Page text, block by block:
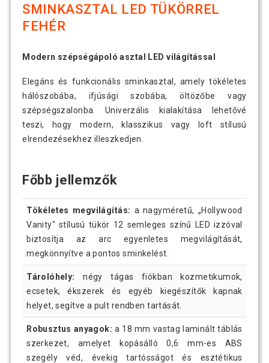
SMINKASZTAL LED TÜKÖRREL
FEHÉR
Modern szépségápoló asztal LED világítással
Elegáns és funkcionális sminkasztal, amely tökéletes
hálószobába, ifjúsági szobába, öltözőbe vagy
szépségszalonba. Univerzális kialakítása lehetővé
teszi, hogy modern, klasszikus vagy loft stílusú
elrendezésekhez illeszkedjen.
Főbb jellemzők
Tökéletes megvilágítás: a nagyméretű, „Hollywood
Vanity" stílusú tükör 12 semleges színű LED izzóval
biztosítja az arc egyenletes megvilágítását,
megkönnyítve a pontos sminkelést.
Tárolóhely:
négy tágas fiókban kozmetikumok,
ecsetek, ékszerek és egyéb kiegészítők kapnak
helyet, segítve a pult rendben tartását.
Robusztus anyagok: a 18 mm vastag laminált táblás
szerkezet, amelyet kopásálló 0,6 mm-es ABS
szegély véd, évekig tartósságot és esztétikus